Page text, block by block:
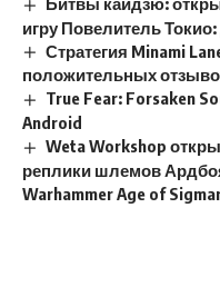
игру Повелитель
Стратегия Minami
положительных
True Fear: Forsaken
Android
Weta Workshop
реплики шлемов
Warhammer Age of